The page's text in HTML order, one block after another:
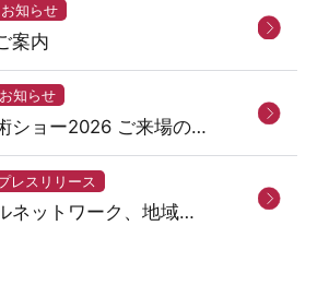
お知らせ
案内
お知らせ
ショー2026 ご来場の御
レスリリース
ネットワーク、地域ネ